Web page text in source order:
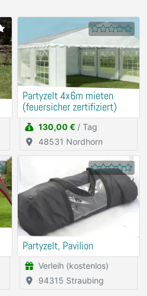
Partyzelt 4x6m mieten
(feuersicher zertifiziert)
130,00 € / Tag
48531 Nordhorn
Partyzelt, Pavilion
Verleih (kostenlos)
94315 Straubing